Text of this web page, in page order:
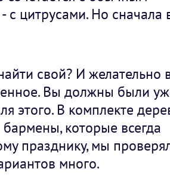
цитрусами. Но сначала
свой? И желательно
Вы должны были
этого. В комплекте
которые всегда
празднику, мы
много.